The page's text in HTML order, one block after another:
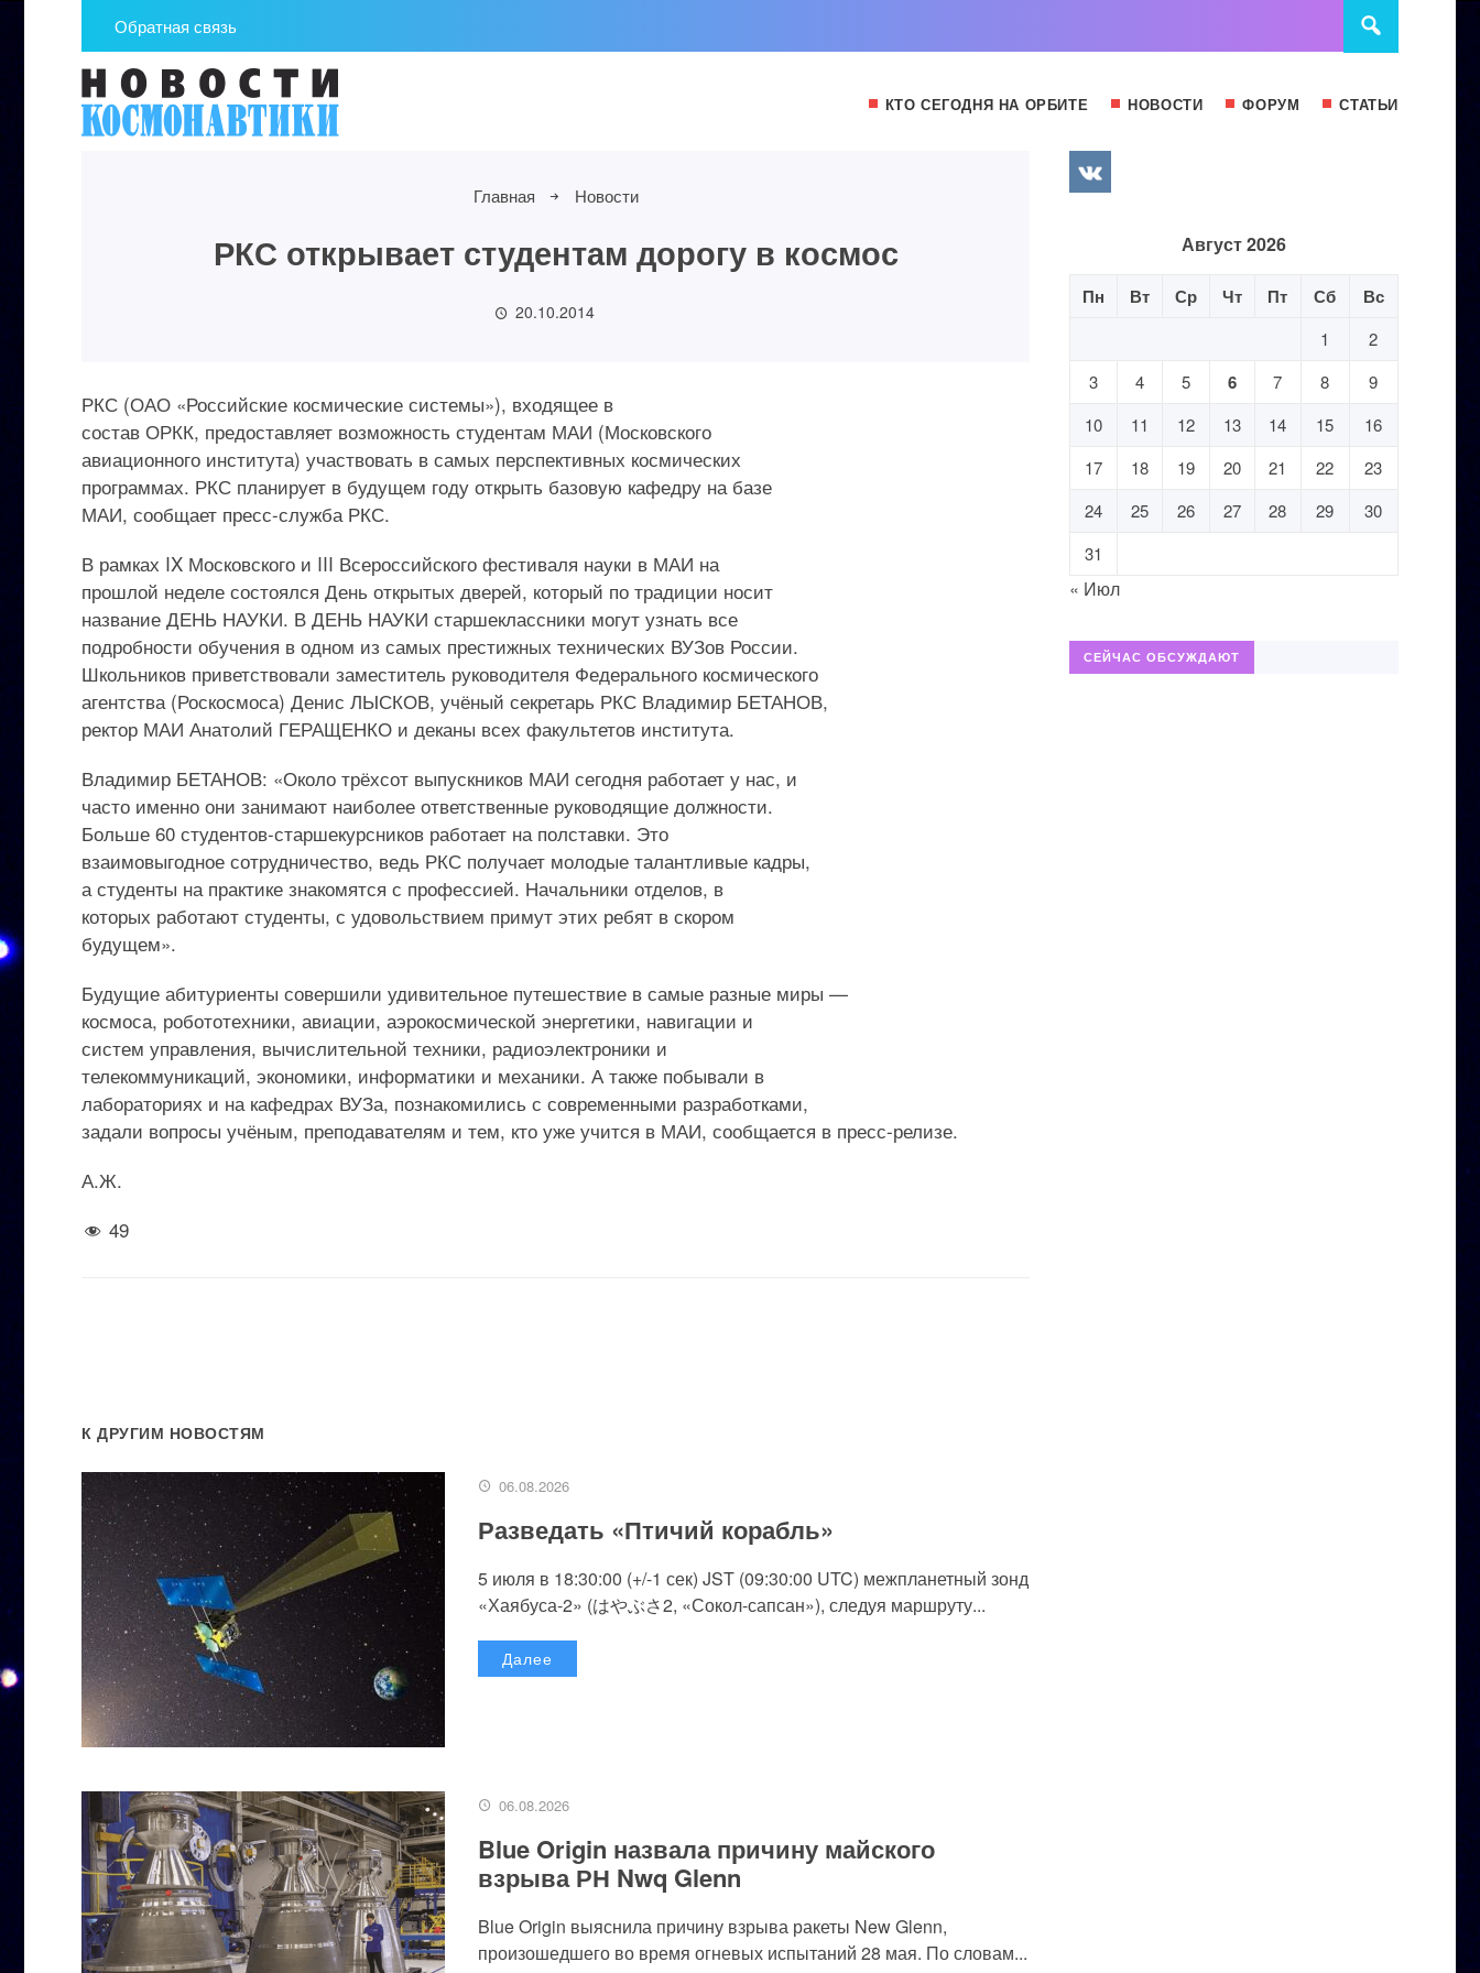
Обратная связь
КТО СЕГОДНЯ НА ОРБИТЕ НОВОСТИ ФОРУМ СТАТЬИ
Главная Новости
РКС открывает студентам дорогу в космос
20.10.2014
РКС (ОАО «Российские космические системы»), входящее в
состав ОРКК, предоставляет возможность студентам МАИ (Московского
авиационного института) участвовать в самых перспективных космических
программах. РКС планирует в будущем году открыть базовую кафедру на базе
МАИ, сообщает пресс-служба РКС.
В рамках IX Московского и III Всероссийского фестиваля науки в МАИ на
прошлой неделе состоялся День открытых дверей, который по традиции носит
название ДЕНЬ НАУКИ. В ДЕНЬ НАУКИ старшеклассники могут узнать все
подробности обучения в одном из самых престижных технических ВУЗов России.
Школьников приветствовали заместитель руководителя Федерального космического
агентства (Роскосмоса) Денис ЛЫСКОВ, учёный секретарь РКС Владимир БЕТАНОВ,
ректор МАИ Анатолий ГЕРАЩЕНКО и деканы всех факультетов института.
Владимир БЕТАНОВ: «Около трёхсот выпускников МАИ сегодня работает у нас, и
часто именно они занимают наиболее ответственные руководящие должности.
Больше 60 студентов-старшекурсников работает на полставки. Это
взаимовыгодное сотрудничество, ведь РКС получает молодые талантливые кадры,
а студенты на практике знакомятся с профессией. Начальники отделов, в
которых работают студенты, с удовольствием примут этих ребят в скором
будущем».
Будущие абитуриенты совершили удивительное путешествие в самые разные миры —
космоса, робототехники, авиации, аэрокосмической энергетики, навигации и
систем управления, вычислительной техники, радиоэлектроники и
телекоммуникаций, экономики, информатики и механики. А также побывали в
лабораториях и на кафедрах ВУЗа, познакомились с современными разработками,
задали вопросы учёным, преподавателям и тем, кто уже учится в МАИ, сообщается в пресс-релизе.
А.Ж.
49
К ДРУГИМ НОВОСТЯМ
06.08.2026
Разведать «Птичий корабль»
5 июля в 18:30:00 (+/-1 сек) JST (09:30:00 UTC) межпланетный зонд
«Хаябуса-2» (はやぶさ2, «Сокол-сапсан»), следуя маршруту...
Далее
06.08.2026
Blue Origin назвала причину майского
взрыва РН Nwq Glenn
Blue Origin выяснила причину взрыва ракеты New Glenn,
произошедшего во время огневых испытаний 28 мая. По словам...
Август 2026
Пн Вт Ср Чт Пт Сб Вс
1
2
3
4 5 6 7 8
9
10
11 12 13 14 15
16
17
18 19 20 21 22
23
24
25 26 27 28 29
30
31
« Июл
СЕЙЧАС ОБСУЖДАЮТ